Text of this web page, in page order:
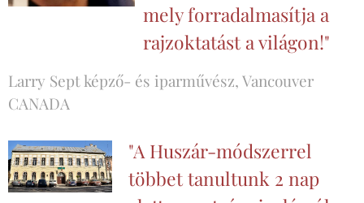
mely forradalmasítja a
rajzoktatást a világon!"
Larry Sept képző- és iparművész, Vancouver
CANADA
"A Huszár-módszerrel
többet tanultunk 2 nap